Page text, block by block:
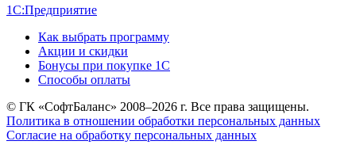
1С:Предприятие
Как выбрать программу
Акции и скидки
Бонусы при покупке 1С
Способы оплаты
© ГК «СофтБаланс» 2008–2026 г. Все права защищены.
Политика в отношении обработки персональных данных
Согласие на обработку персональных данных